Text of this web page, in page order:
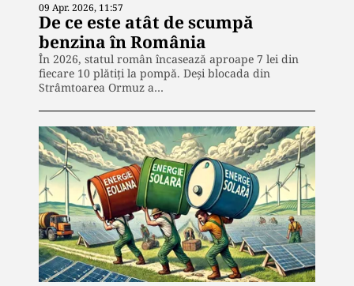
09 Apr. 2026, 11:57
De ce este atât de scumpă
benzina în România
În 2026, statul român încasează aproape 7 lei din
fiecare 10 plătiți la pompă. Deși blocada din
Strâmtoarea Ormuz a…